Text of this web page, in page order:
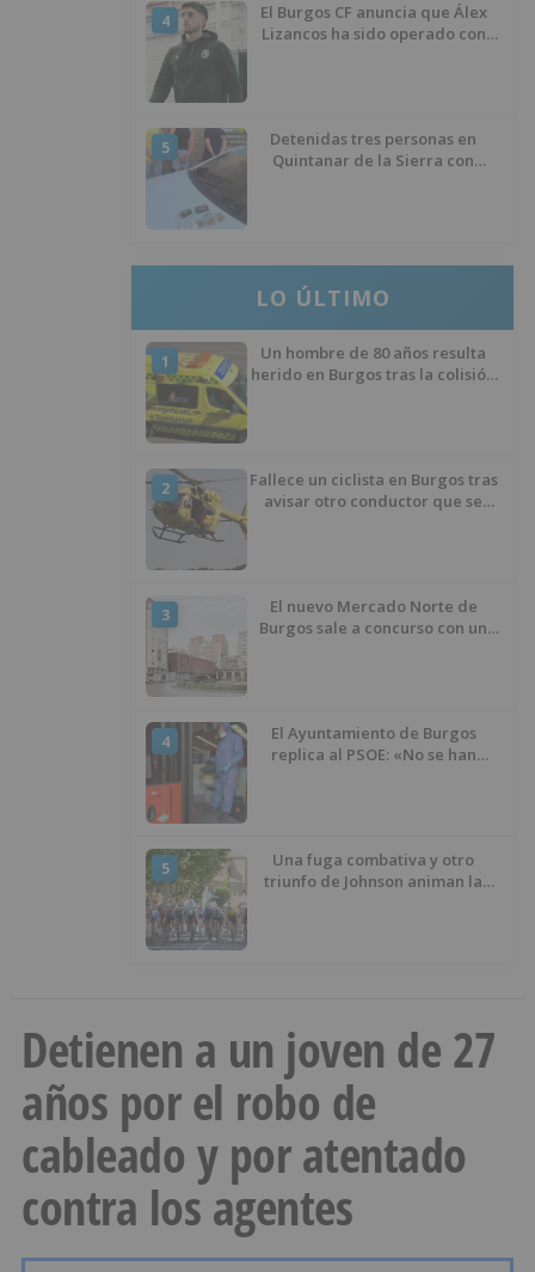
4
El Burgos CF anuncia que Álex
Lizancos ha sido operado con
5
Detenidas tres personas en
Quintanar de la Sierra con
LO ÚLTIMO
1
Un hombre de 80 años resulta
herido en Burgos tras la colisión
2
Fallece un ciclista en Burgos tras
avisar otro conductor que se
3
El nuevo Mercado Norte de
Burgos sale a concurso con un
4
El Ayuntamiento de Burgos
replica al PSOE: «No se han
5
Una fuga combativa y otro
triunfo de Johnson animan la
Detienen a un joven de 27
años por el robo de
cableado y por atentado
contra los agentes